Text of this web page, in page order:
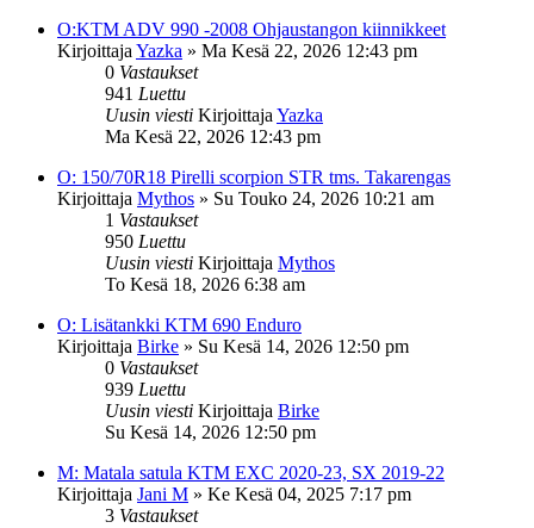
O:KTM ADV 990 -2008 Ohjaustangon kiinnikkeet
Kirjoittaja Yazka » Ma Kesä 22, 2026 12:43 pm
0 Vastaukset
941 Luettu
Uusin viesti Kirjoittaja Yazka
Ma Kesä 22, 2026 12:43 pm
O: 150/70R18 Pirelli scorpion STR tms. Takarengas
Kirjoittaja Mythos » Su Touko 24, 2026 10:21 am
1 Vastaukset
950 Luettu
Uusin viesti Kirjoittaja Mythos
To Kesä 18, 2026 6:38 am
O: Lisätankki KTM 690 Enduro
Kirjoittaja Birke » Su Kesä 14, 2026 12:50 pm
0 Vastaukset
939 Luettu
Uusin viesti Kirjoittaja Birke
Su Kesä 14, 2026 12:50 pm
M: Matala satula KTM EXC 2020-23, SX 2019-22
Kirjoittaja Jani M » Ke Kesä 04, 2025 7:17 pm
3 Vastaukset